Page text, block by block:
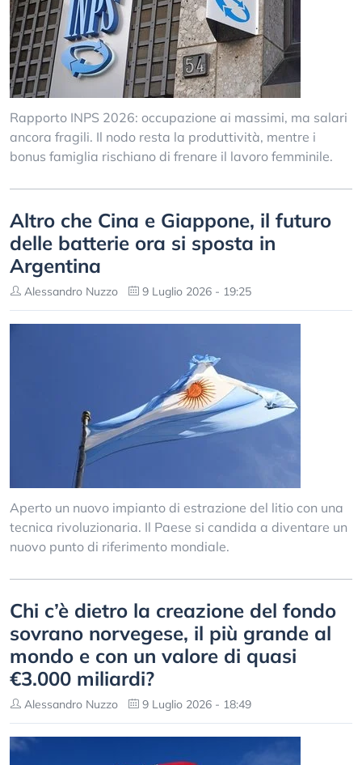
Rapporto INPS 2026: occupazione ai massimi, ma salari
ancora fragili. Il nodo resta la produttività, mentre i
bonus famiglia rischiano di frenare il lavoro femminile.
Altro che Cina e Giappone, il futuro
delle batterie ora si sposta in
Argentina
Alessandro Nuzzo 9 Luglio 2026 - 19:25
Aperto un nuovo impianto di estrazione del litio con una
tecnica rivoluzionaria. Il Paese si candida a diventare un
nuovo punto di riferimento mondiale.
Chi c’è dietro la creazione del fondo
sovrano norvegese, il più grande al
mondo e con un valore di quasi
€3.000 miliardi?
Alessandro Nuzzo 9 Luglio 2026 - 18:49